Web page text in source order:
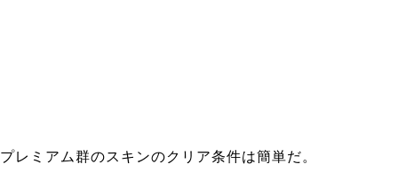
プレミアム群のスキンのクリア条件は簡単だ。